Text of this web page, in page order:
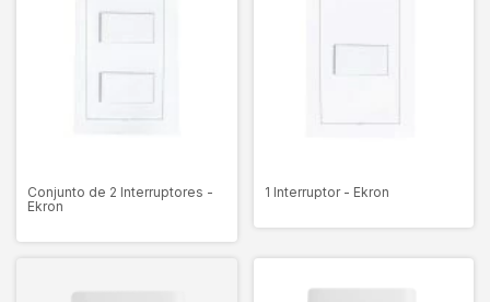
Conjunto de 2 Interruptores -
Ekron
1 Interruptor - Ekron